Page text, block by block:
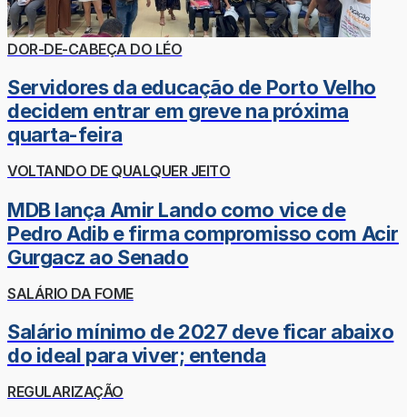
DOR-DE-CABEÇA DO LÉO
Servidores da educação de Porto Velho
decidem entrar em greve na próxima
quarta-feira
VOLTANDO DE QUALQUER JEITO
MDB lança Amir Lando como vice de
Pedro Adib e firma compromisso com Acir
Gurgacz ao Senado
SALÁRIO DA FOME
Salário mínimo de 2027 deve ficar abaixo
do ideal para viver; entenda
REGULARIZAÇÃO